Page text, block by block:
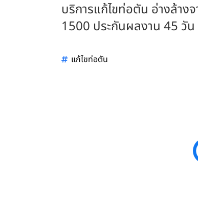
บริการแก้ไขท่อตัน อ่างล้าง
1500 ประกันผลงาน 45 วั
แก้ไขท่อตัน